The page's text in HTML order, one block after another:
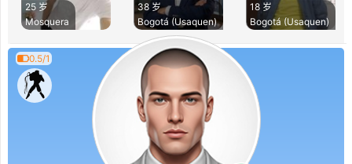
25 岁
Mosquera
38 岁
Bogotá (Usaquen)
18 岁
Bogotá (Usaquen)
0.5/1